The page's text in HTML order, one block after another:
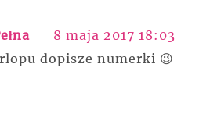
8 maja 2017 18:03
dopisze numerki 😉